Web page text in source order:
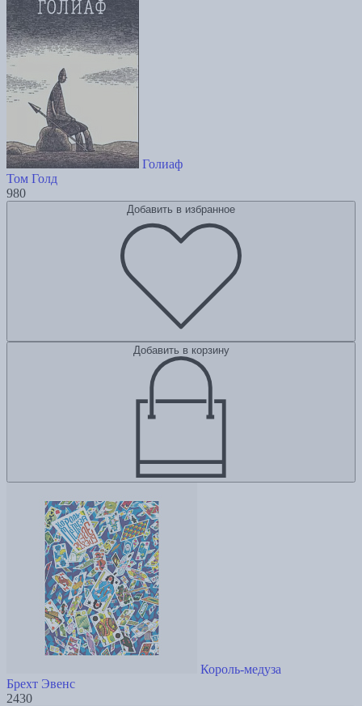
Голиаф
Том Голд
980
Добавить в избранное
Добавить в корзину
Король-медуза
Брехт Эвенс
2430